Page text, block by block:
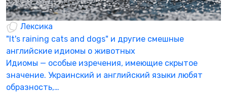
Лексика
"It's raining cats and dogs" и другие смешные
английские идиомы о животных
Идиомы — особые изречения, имеющие скрытое
значение. Украинский и английский языки любят
образность,…